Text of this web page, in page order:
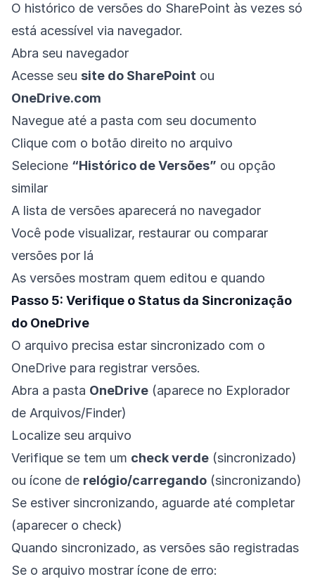
O histórico de versões do SharePoint às vezes só
está acessível via navegador.
Abra seu navegador
Acesse seu site do SharePoint ou
OneDrive.com
Navegue até a pasta com seu documento
Clique com o botão direito no arquivo
Selecione “Histórico de Versões” ou opção
similar
A lista de versões aparecerá no navegador
Você pode visualizar, restaurar ou comparar
versões por lá
As versões mostram quem editou e quando
Passo 5: Verifique o Status da Sincronização
do OneDrive
O arquivo precisa estar sincronizado com o
OneDrive para registrar versões.
Abra a pasta OneDrive (aparece no Explorador
de Arquivos/Finder)
Localize seu arquivo
Verifique se tem um check verde (sincronizado)
ou ícone de relógio/carregando (sincronizando)
Se estiver sincronizando, aguarde até completar
(aparecer o check)
Quando sincronizado, as versões são registradas
Se o arquivo mostrar ícone de erro: